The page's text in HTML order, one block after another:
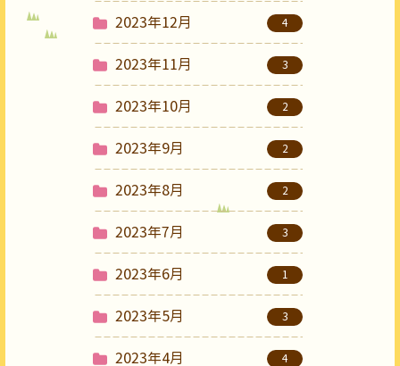
2023年12月 4
2023年11月 3
2023年10月 2
2023年9月 2
2023年8月 2
2023年7月 3
2023年6月 1
2023年5月 3
2023年4月 4